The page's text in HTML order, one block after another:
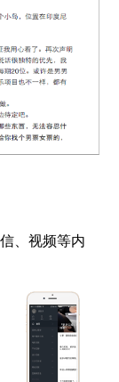
、视频等内